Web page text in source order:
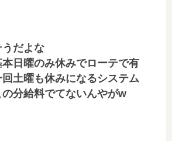
だよな
日曜のみ休みでローテで有
土曜も休みになるシステム
分給料でてないんやがw